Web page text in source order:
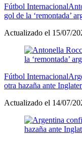
Fútbol Internacional
gol de la ‘remontada’
Actualizado el 15/07/
Fútbol Internacional
otra hazaña ante
Actualizado el 14/07/